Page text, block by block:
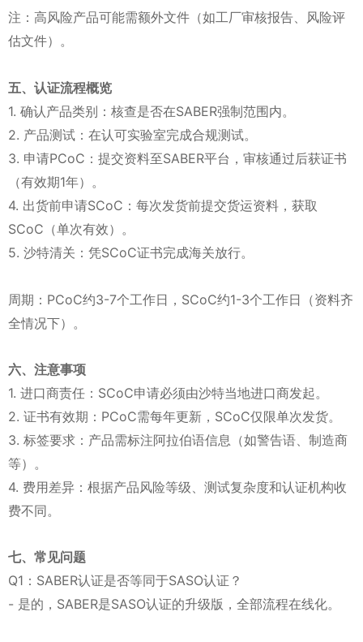
注：高风险产品可能需额外文件（如工厂审核报告、风险评
估文件）。
五、认证流程概览
1. 确认产品类别：核查是否在SABER强制范围内。
2. 产品测试：在认可实验室完成合规测试。
3. 申请PCoC：提交资料至SABER平台，审核通过后获证书
（有效期1年）。
4. 出货前申请SCoC：每次发货前提交货运资料，获取
SCoC（单次有效）。
5. 沙特清关：凭SCoC证书完成海关放行。
周期：PCoC约3-7个工作日，SCoC约1-3个工作日（资料齐
全情况下）。
六、注意事项
1. 进口商责任：SCoC申请必须由沙特当地进口商发起。
2. 证书有效期：PCoC需每年更新，SCoC仅限单次发货。
3. 标签要求：产品需标注阿拉伯语信息（如警告语、制造商
等）。
4. 费用差异：根据产品风险等级、测试复杂度和认证机构收
费不同。
七、常见问题
Q1：SABER认证是否等同于SASO认证？
- 是的，SABER是SASO认证的升级版，全部流程在线化。